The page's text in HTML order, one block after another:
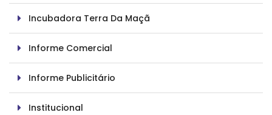
Incubadora Terra Da Maçã
Informe Comercial
Informe Publicitário
Institucional